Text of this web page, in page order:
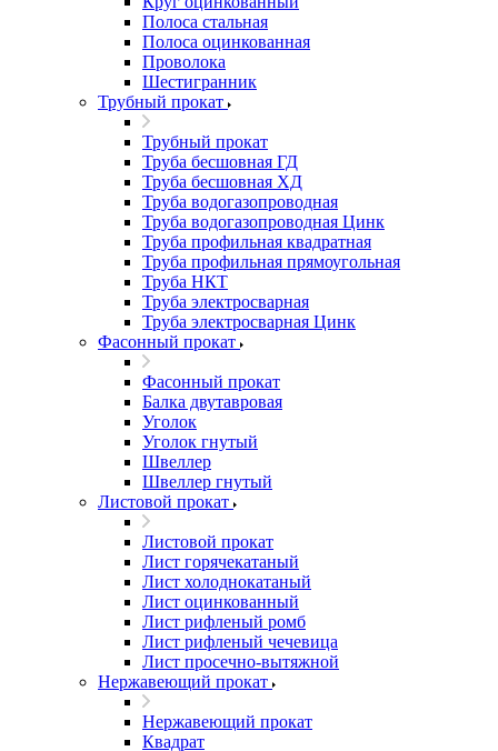
Полоса стальная
Полоса оцинкованная
Проволока
Шестигранник
Трубный прокат
Трубный прокат
Труба бесшовная ГД
Труба бесшовная ХД
Труба водогазопроводная
Труба водогазопроводная Цинк
Труба профильная квадратная
Труба профильная прямоугольная
Труба НКТ
Труба электросварная
Труба электросварная Цинк
Фасонный прокат
Фасонный прокат
Балка двутавровая
Уголок
Уголок гнутый
Швеллер
Швеллер гнутый
Листовой прокат
Листовой прокат
Лист горячекатаный
Лист холоднокатаный
Лист оцинкованный
Лист рифленый ромб
Лист рифленый чечевица
Лист просечно-вытяжной
Нержавеющий прокат
Нержавеющий прокат
Квадрат